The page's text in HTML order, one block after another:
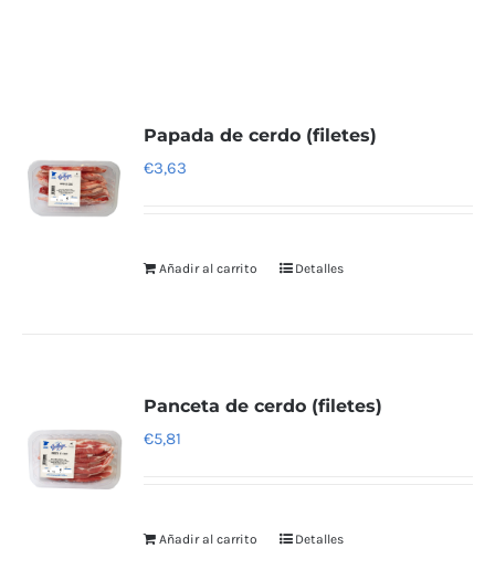
Papada de cerdo (filetes)
€3,63
Añadir al carrito Detalles
Panceta de cerdo (filetes)
€5,81
Añadir al carrito Detalles